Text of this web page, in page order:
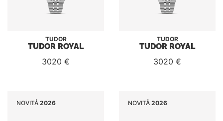
TUDOR
TUDOR ROYAL
3020 €
TUDOR
TUDOR ROYAL
3020 €
NOVITÅ 2026 NOVITÅ 2026